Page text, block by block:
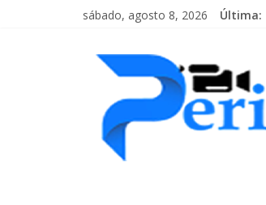
sábado, agosto 8, 2026 Última: